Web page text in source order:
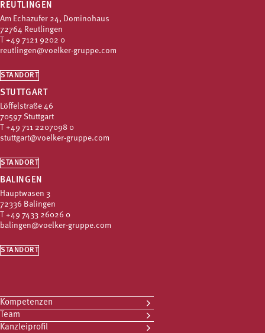
REUTLINGEN
Am Echazufer 24, Dominohaus
72764 Reutlingen
+49 7121 9202 0
reutlingen@voelker-gruppe.com
STANDORT
STUTTGART
Löffelstraße 46
70597 Stuttgart
+49 711 2207098 0
stuttgart@voelker-gruppe.com
STANDORT
BALINGEN
Hauptwasen 3
72336 Balingen
+49 7433 26026 0
balingen@voelker-gruppe.com
STANDORT
Kompetenzen
Team
Kanzleiprofil